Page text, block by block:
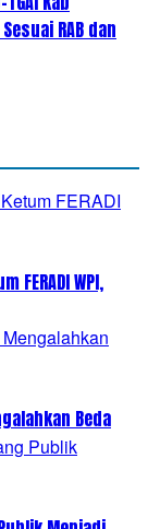
RAB dan
FERADI WPI,
Beda